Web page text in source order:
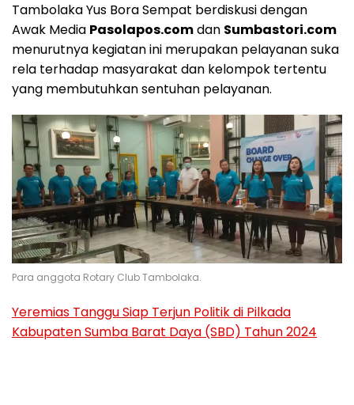
Tambolaka Yus Bora Sempat berdiskusi dengan
Awak Media Pasolapos.comdan Sumbastori.com
menurutnya kegiatan ini merupakan pelayanan suka
rela terhadap masyarakat dan kelompok tertentu
yang membutuhkan sentuhan pelayanan.
Para anggota Rotary Club Tambolaka.
Yeremias Tanggu Siap Terjun Politik di Pilkada
Kabupaten Sumba Barat Daya (SBD) Tahun 2024